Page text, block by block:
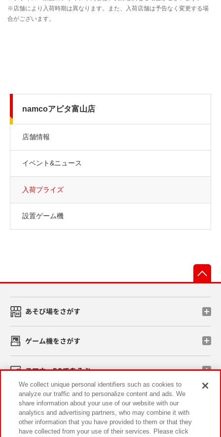
namcoアピタ富山店
店舗情報
イベント&ニュース
入荷プライズ
設置ゲーム機
あそび場をさがす
ゲーム機をさがす
スマホ・PCであそぶ
イベント・キャンペーン
We collect unique personal identifiers such as cookies to
analyze our traffic and to personalize content and ads. We
share information about your use of our website with our
analytics and advertising partners, who may combine it with
other information that you have provided to them or that they
have collected from your use of their services. Please click